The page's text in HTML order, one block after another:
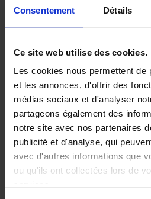
Consentement Détails
Ce site web utilise des cookies.
Les cookies nous permettent de
et les annonces, d'offrir des
médias sociaux et d'analyser
partageons également des
notre site avec nos partenaires
publicité et d'analyse, qui
avec d'autres informations que
ou qu'ils ont collectées lors de
Stijn Viaene
Couverture souple
Ajouter au
Why now?
Michael Humblet
Couverture